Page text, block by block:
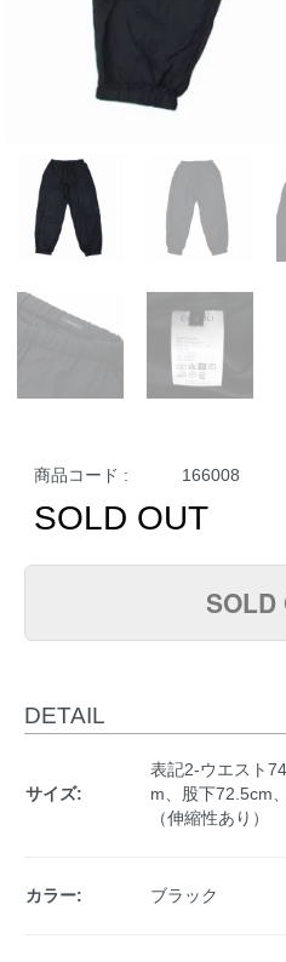
商品コード : 166008
SOLD OUT
SOLD
DETAIL
サイズ:
表記2-ウエスト
m、股下72.5cm
（伸縮性あり）
カラー: ブラック